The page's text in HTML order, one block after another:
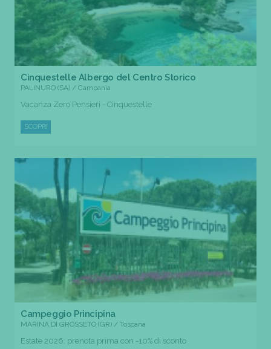
Cinquestelle Albergo del Centro Storico
PALINURO (SA) / Campania
Vacanza Zero Pensieri - Cinquestelle
SCOPRI
Campeggio Principina
MARINA DI GROSSETO (GR) / Toscana
Estate 2026: prenota prima con -10% di sconto